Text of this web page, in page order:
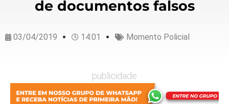
de documentos falsos
03/04/2019 14:01 Momento Policial
publicidade